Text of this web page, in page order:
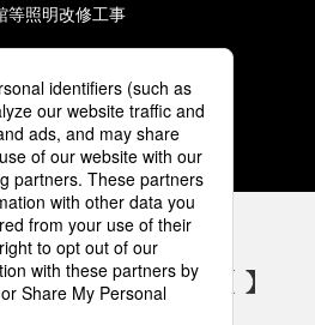
等照明改修工事
3 4 5
気設備 SNSアカウント